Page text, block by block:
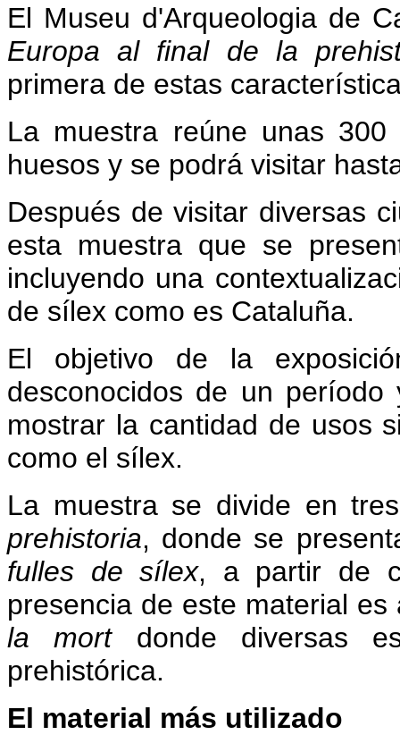
El Museu d'Arqueologia de
Europa al final de la
primera de estas
La muestra reúne unas
huesos y se podrá visitar
Después de visitar diversas
esta muestra que se
incluyendo una
de sílex como es Cataluña.
El objetivo de la
desconocidos de un
mostrar la cantidad de usos
como el sílex.
La muestra se divide en
prehistoria, donde se
fulles de sílex, a partir de
presencia de este material
la mortdonde diversas
prehistórica.
El material más utilizado